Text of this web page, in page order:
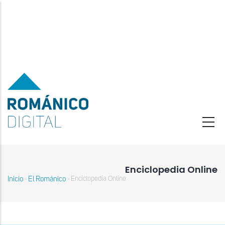
contenido
principal
Enciclopedia Online
Sobrescribir
Inicio - El Románico - Enciclopedia Online